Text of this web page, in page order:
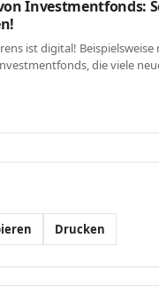
Investmentfonds:
ist digital! Beispielsweise
die viele
Drucken